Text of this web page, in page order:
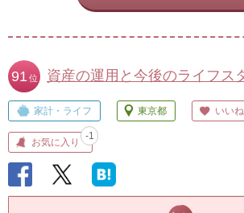
資産の運用と今後のライフス
91 位
家計・ライフ 東京都 いい
お気に入り
-1